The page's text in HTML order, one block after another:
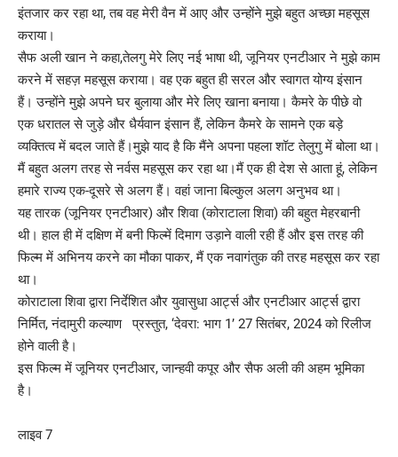
इंतजार कर रहा था, तब वह मेरी वैन में आए और उन्होंने मुझे बहुत अच्छा महसूस
कराया।
सैफ अली खान ने कहा,तेलगु मेरे लिए नई भाषा थी, जूनियर एनटीआर ने मुझे काम
करने में सहज़ महसूस कराया। वह एक बहुत ही सरल और स्वागत योग्य इंसान
हैं। उन्होंने मुझे अपने घर बुलाया और मेरे लिए खाना बनाया। कैमरे के पीछे वो
एक धरातल से जुड़े और धैर्यवान इंसान हैं, लेकिन कैमरे के सामने एक बड़े
व्यक्तित्व में बदल जाते हैं।मुझे याद है कि मैंने अपना पहला शॉट तेलुगु में बोला था।
मैं बहुत अलग तरह से नर्वस महसूस कर रहा था।मैं एक ही देश से आता हूं, लेकिन
हमारे राज्य एक-दूसरे से अलग हैं। वहां जाना बिल्कुल अलग अनुभव था।
यह तारक (जूनियर एनटीआर) और शिवा (कोराटाला शिवा) की बहुत मेहरबानी
थी। हाल ही में दक्षिण में बनी फिल्में दिमाग उड़ाने वाली रही हैं और इस तरह की
फिल्म में अभिनय करने का मौका पाकर, मैं एक नवागंतुक की तरह महसूस कर रहा
था।
कोराटाला शिवा द्वारा निर्देशित और युवासुधा आर्ट्स और एनटीआर आर्ट्स द्वारा
निर्मित, नंदामुरी कल्याण प्रस्तुत, ‘देवरा: भाग 1’ 27 सितंबर, 2024 को रिलीज
होने वाली है।
इस फिल्म में जूनियर एनटीआर, जान्हवी कपूर और सैफ अली की अहम भूमिका
है।
लाइव 7